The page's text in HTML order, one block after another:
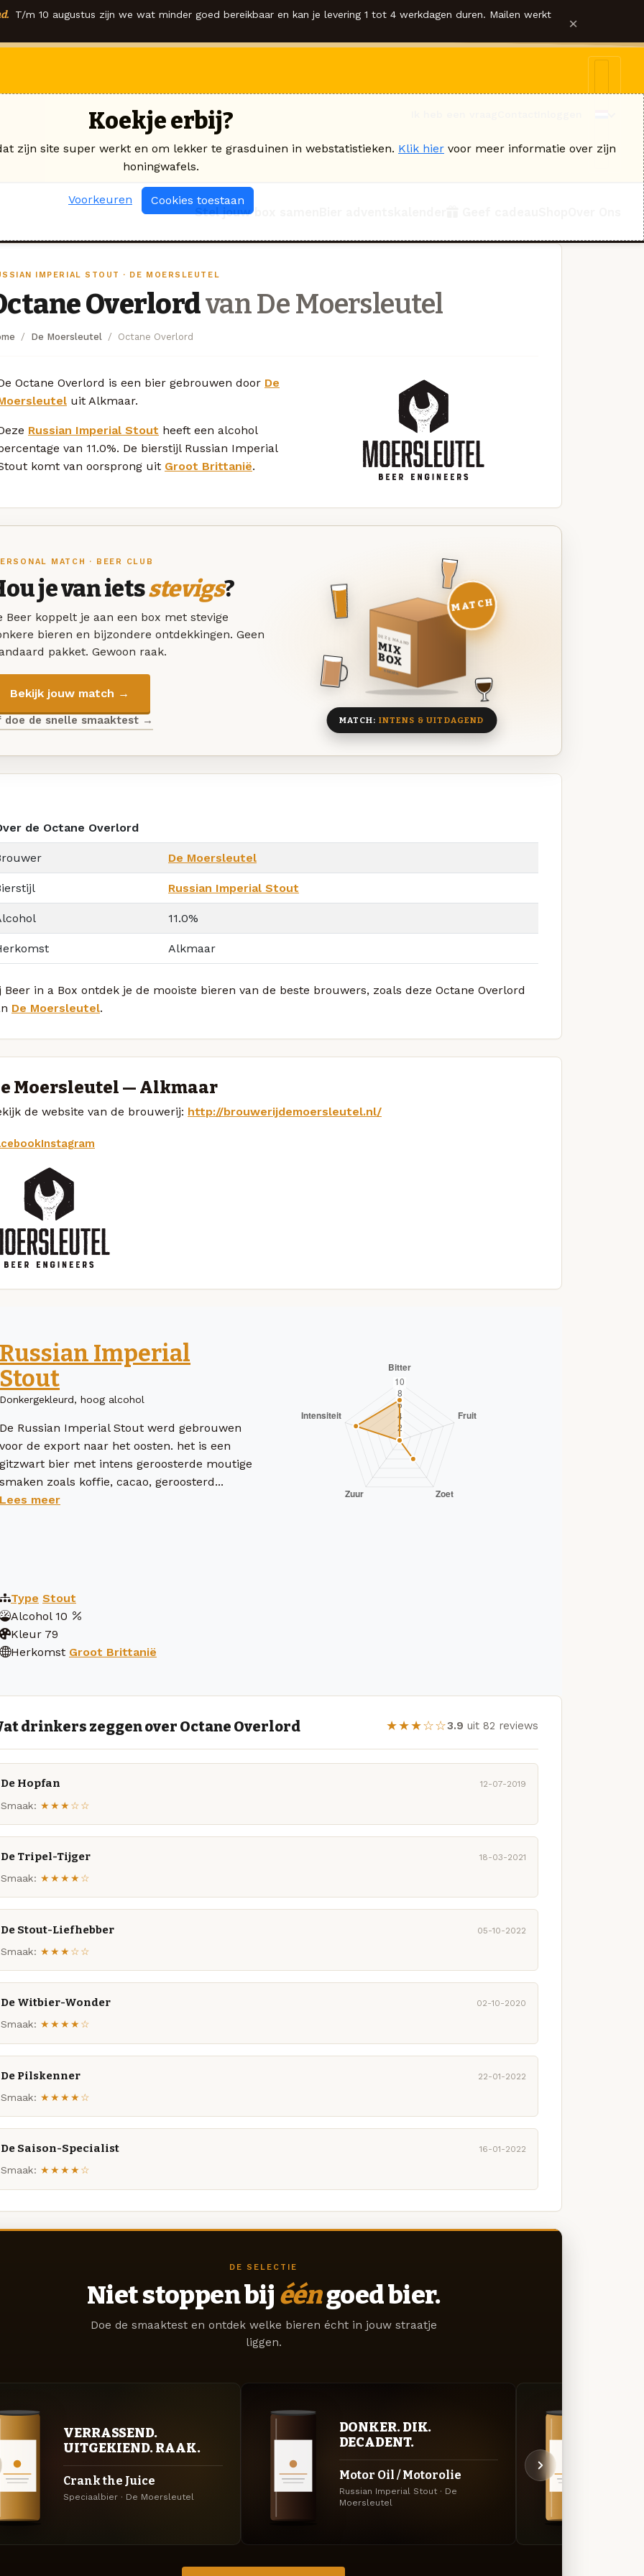
T/m 10 augustus zijn we wat minder goed bereikbaar en kan je levering 1 tot 4 werkdagen duren. Mailen werkt ×
Stel jouw box samen
IMPERIAL STOUT · DE MOERSLEUTEL
Overlordvan De Moersleutel
De Moersleutel Octane Overlord
Octane Overlord is een bier gebrouwen door De
uit Alkmaar.
Russian Imperial Stout heeft een alcohol
van 11.0%. De bierstijl Russian Imperial
komt van oorsprong uit Groot Brittanië.
MATCH · BEER CLUB
je van ietsstevigs?
Beer koppelt je aan een box met stevige
bieren en bijzondere ontdekkingen. Geen
pakket. Gewoon raak.
Bekijk jouw match →
doe de snelle smaaktest →
DEZE MAAND
MIX
BOX
8 BIEREN
MATCH
MATCH: INTENS & UITDAGEND
de Octane Overlord
De Moersleutel
Russian Imperial Stout
11.0%
Alkmaar
Beer in a Box ontdek je de mooiste bieren van de beste brouwers, zoals deze Octane Overlord
De Moersleutel.
Moersleutel — Alkmaar
de website van de brouwerij: http://brouwerijdemoersleutel.nl/
Instagram
Russian Imperial
Stout
Donkergekleurd, hoog alcohol
De Russian Imperial Stout werd gebrouwen
voor de export naar het oosten. het is een
gitzwart bier met intens geroosterde moutige
smaken zoals koffie, cacao, geroosterd...
Lees meer
Type Stout
Alcohol 10
Kleur 79
Herkomst Groot Brittanië
drinkers zeggen over Octane Overlord ★★★☆☆3.9 uit 82 reviews
De Hopfan 12-07-2019
Smaak: ★★★☆☆
De Tripel-Tijger 18-03-2021
Smaak: ★★★★☆
De Stout-Liefhebber 05-10-2022
Smaak: ★★★☆☆
De Witbier-Wonder 02-10-2020
Smaak: ★★★★☆
De Pilskenner 22-01-2022
Smaak: ★★★★☆
De Saison-Specialist 16-01-2022
Smaak: ★★★★☆
DE SELECTIE
Niet stoppen bij ééngoed bier.
Doe de smaaktest en ontdek welke bieren écht in jouw straatje
liggen.
VERRASSEND.
UITGEKIEND. RAAK.
Crank the Juice
Speciaalbier · De Moersleutel
DONKER. DIK.
DECADENT.
Motor Oil / Motorolie
Russian Imperial Stout · De
Moersleutel
Koekje erbij?
zijn site super werkt en om lekker te grasduinen in webstatistieken. Klik hier voor meer informatie over zijn
honingwafels.
Voorkeuren Cookies toestaan